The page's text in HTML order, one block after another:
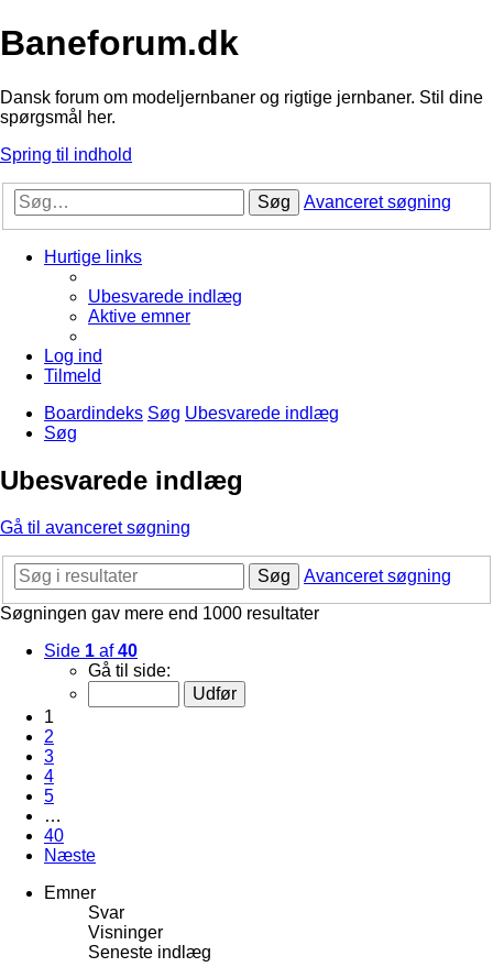
Baneforum.dk
Dansk forum om modeljernbaner og rigtige jernbaner. Stil dine
spørgsmål her.
Spring til indhold
Søg Avanceret søgning
Hurtige links
Ubesvarede indlæg
Aktive emner
Log ind
Tilmeld
Boardindeks Søg Ubesvarede indlæg
Søg
Ubesvarede indlæg
Gå til avanceret søgning
Søg
Avanceret søgning
Søgningen gav mere end 1000 resultater
Side 1 af40
Gå til side:
1
2
3
4
5
…
40
Næste
Emner
Svar
Visninger
Seneste indlæg